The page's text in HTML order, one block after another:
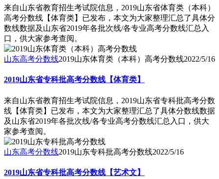
来自山东省教育招生考试院信息，2019山东省体育类（本科）
高考分数线【体育类】已发布，本文为大家整理汇总了具体分
数线数据及山东省2019年各批次线/各专业高考分数线汇总入
口，供大家参考查阅。
山东高考分数线2019山东体育类（本科）高考分数线2022/5/16
2019山东省专科批高考分数线【体育类】
来自山东省教育招生考试院信息，2019山东省专科批高考分数
线【体育类】已发布，本文为大家整理汇总了具体分数线数据
及山东省2019年各批次线/各专业高考分数线汇总入口，供大
家参考查阅。
山东高考分数线2019山东专科批高考分数线2022/5/16
2019山东省专科批高考分数线【艺术文】